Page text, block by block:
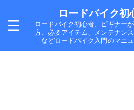
ロードバイク初
ロードバイク初心者、ビギナー
方、必要アイテム、メンテナン
などロードバイク入門のマニュ